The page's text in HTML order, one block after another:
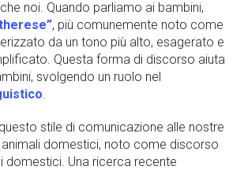
noi. Quando parliamo ai bambini,
, più comunemente noto come
da un tono più alto, esagerato e
Questa forma di discorso aiuta
svolgendo un ruolo nel
.
stile di comunicazione alle nostre
domestici, noto come discorso
domestici. Una ricerca recente